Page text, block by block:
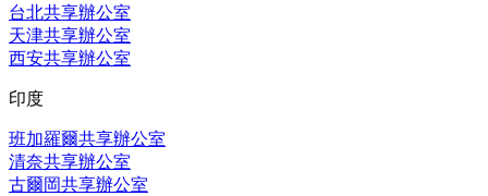
台北共享辦公室
天津共享辦公室
西安共享辦公室
印度
班加羅爾共享辦公室
清奈共享辦公室
古爾岡共享辦公室